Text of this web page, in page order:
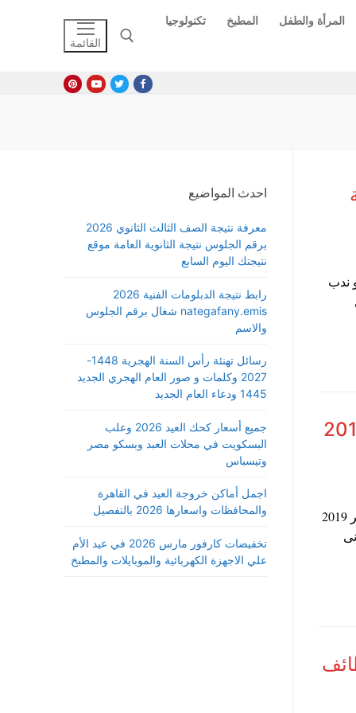
المرأة والطفل المطبخ
تكنولوجيا
القائمة
ندب
شهر نوفمبر وديسمبر 2019
حددت وزارة المالية جميع مواعيد صرف مرتبات شهر نوفمبر وديسمبر 2019
احدث المواضيع
معرفة نتيجة الصف الثالث الثانوي 2026
برقم الجلوس نتيجة الثانوية العامة موقع
نتيجتك اليوم السابع
رابط نتيجة الدبلومات الفنية 2026
nategafany.emis شغال برقم الجلوس
والاسم
رسائل تهنئة رأس السنة الهجرية 1448-
2027 وكلمات و صور العام الهجري الجديد
1445 ودعاء العام الجديد
جميع أسعار كحك العيد 2026 وعلب
البسكويت في محلات العبد وبسكو مصر
وتيسباس
اجمل أماكن خروجة العيد في القاهرة
والمحافظات واسعارها 2026 بالتفصيل
تخفيضات كارفور مارس 2026 في عيد الأم
علي الاجهزة الكهربائية والموبايلات والمطبخ